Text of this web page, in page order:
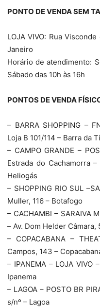
PONTO DE VENDA SEM
LOJA VIVO: Rua
Janeiro
Horário de atendimento:
Sábado das 10h às 16h
PONTOS DE VENDA
– BARRA SHOPPING –
Loja B 101/114 – Barra da
– CAMPO GRANDE –
Estrada do Cachamorra
Heliogás
– SHOPPING RIO SUL
Muller, 116 – Botafogo
– CACHAMBI – SARAIVA
– Av. Dom Helder Câmara,
– COPACABANA –
Campos, 143 –
– IPANEMA – LOJA
Ipanema
– LAGOA – POSTO BR
s/nº – Lagoa